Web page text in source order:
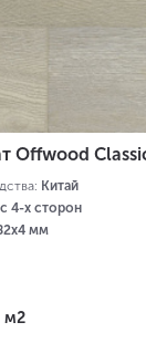
Offwood
Китай
с 4-х сторон
мм
м2